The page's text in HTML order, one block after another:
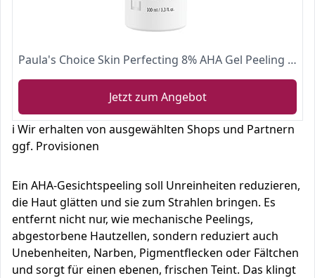
Paula's Choice Skin Perfecting 8% AHA Gel Peeling - Fruchtsäure Exfoliant für Gesicht mit Glykolsäure - Minimiert Falten, Pigmentflecken & Pickelmale - Alle Hauttypen - 100 ml
Jetzt zum Angebot
ℹ️ Wir erhalten von ausgewählten Shops und Partnern
ggf. Provisionen
Ein AHA-Gesichtspeeling soll Unreinheiten reduzieren,
die Haut glätten und sie zum Strahlen bringen. Es
entfernt nicht nur, wie mechanische Peelings,
abgestorbene Hautzellen, sondern reduziert auch
Unebenheiten, Narben, Pigmentflecken oder Fältchen
und sorgt für einen ebenen, frischen Teint. Das klingt